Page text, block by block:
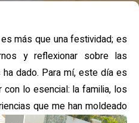
más que una festividad; es
y reflexionar sobre las
dado. Para mí, este día es
con lo esencial: la familia, los
que me han moldeado